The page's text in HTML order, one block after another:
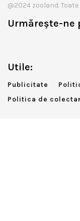
@2024 zooland.
Urmărește-ne
Utile:
Publicitate
Politica de